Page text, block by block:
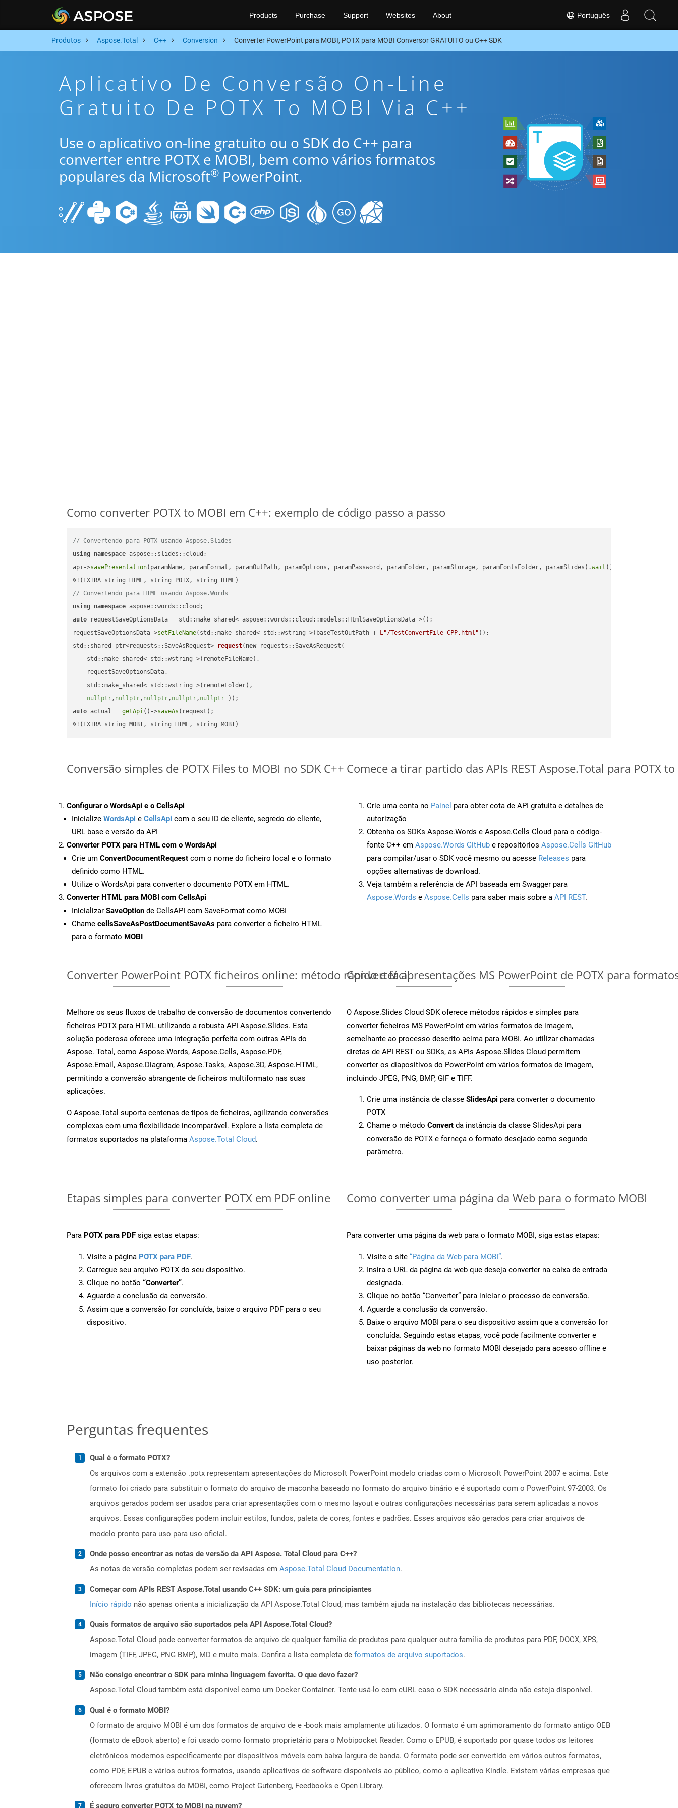
Português
Products Purchase Support Websites About
Produtos Aspose.Total C++ Conversion Converter PowerPoint para MOBI, POTX para MOBI Conversor GRATUITO ou C++ SDK
Aplicativo De Conversão On-Line
Gratuito De POTX To MOBI Via C++
Use o aplicativo on-line gratuito ou o SDK do C++ para
converter entre POTX e MOBI, bem como vários formatos
populares da Microsoft® PowerPoint.
Como converter POTX to MOBI em C++: exemplo de código passo a passo
// Convertendo para POTX usando Aspose.Slides
using namespace aspose::slides::cloud;
api->savePresentation(paramName, paramFormat, paramOutPath, paramOptions, paramPassword, paramFolder, paramStorage, paramFontsFolder, paramSlides).wait ();
// Convertendo para HTML usando Aspose.Words
using namespace
auto requestSaveOptionsData = std::make_shared< aspose::words::cloud::models::HtmlSaveOptionsData >();
requestSaveOptionsData->setFileName(std::make_shared< std::wstring >(baseTestOutPath + L"/TestConvertFile_CPP.html"
std::shared_ptr<requests::SaveAsRequest> request( new requests::SaveAsRequest(
    std::make_shared< std::wstring >(remoteFileName),
    requestSaveOptionsData,
    std::make_shared< std::wstring >(remoteFolder),
nullptr, nullptr, nullptr, nullptr, nullptr ))
auto actual = getApi()->saveAs (request);
%!(EXTRA string=MOBI, string=HTML, string=MOBI)
Conversão simples de POTX Files to MOBI no SDK C++
Configurar o WordsApi e o CellsApi
Inicialize WordsApi e CellsApi com o seu ID de cliente, segredo do cliente,
URL base e versão da API
Converter POTX para HTML com o WordsApi
Crie um ConvertDocumentRequest com o nome do ficheiro local e o formato
definido como HTML.
Utilize o WordsApi para converter o documento POTX em HTML.
Converter HTML para MOBI com CellsApi
Inicializar SaveOption de CellsAPI com SaveFormat como MOBI
Chame cellsSaveAsPostDocumentSaveAs para converter o ficheiro HTML
para o formato MOBI
Comece a tirar partido das APIs REST Aspose.Total para POTX
Crie uma conta no Painel para obter cota de API gratuita e detalhes de
autorização
Obtenha os SDKs Aspose.Words e Aspose.Cells Cloud para o código-
fonte C++ em Aspose.Words GitHub e repositórios Aspose.Cells GitHub
para compilar/usar o SDK você mesmo ou acesse Releases para
opções alternativas de download.
Veja também a referência de API baseada em Swagger para
Aspose.Words e Aspose.Cells para saber mais sobre a API REST.
Converter PowerPoint POTX ficheiros online: método rápido e fácil
Melhore os seus fluxos de trabalho de conversão de documentos convertendo
ficheiros POTX para HTML utilizando a robusta API Aspose.Slides. Esta
solução poderosa oferece uma integração perfeita com outras APIs do
Aspose. Total, como Aspose.Words, Aspose.Cells, Aspose.PDF,
Aspose.Email, Aspose.Diagram, Aspose.Tasks, Aspose.3D, Aspose.HTML,
permitindo a conversão abrangente de ficheiros multiformato nas suas
aplicações.
O Aspose.Total suporta centenas de tipos de ficheiros, agilizando conversões
complexas com uma flexibilidade incomparável. Explore a lista completa de
formatos suportados na plataforma Aspose.Total Cloud.
Converter apresentações MS PowerPoint de POTX para
O Aspose.Slides Cloud SDK oferece métodos rápidos e simples para
converter ficheiros MS PowerPoint em vários formatos de imagem,
semelhante ao processo descrito acima para MOBI. Ao utilizar chamadas
diretas de API REST ou SDKs, as APIs Aspose.Slides Cloud permitem
converter os diapositivos do PowerPoint em vários formatos de imagem,
incluindo JPEG, PNG, BMP, GIF e TIFF.
Crie uma instância de classe SlidesApi para converter o documento
POTX
Chame o método Convert da instância da classe SlidesApi para
conversão de POTX e forneça o formato desejado como segundo
parâmetro.
Etapas simples para converter POTX em PDF online
Para POTX para PDF siga estas etapas:
Visite a página POTX para PDF.
Carregue seu arquivo POTX do seu dispositivo.
Clique no botão “Converter”.
Aguarde a conclusão da conversão.
Assim que a conversão for concluída, baixe o arquivo PDF para o seu
dispositivo.
Como converter uma página da Web para o formato MOBI
Para converter uma página da web para o formato MOBI, siga estas etapas:
Visite o site “Página da Web para MOBI”.
Insira o URL da página da web que deseja converter na caixa de entrada
designada.
Clique no botão “Converter” para iniciar o processo de conversão.
Aguarde a conclusão da conversão.
Baixe o arquivo MOBI para o seu dispositivo assim que a conversão for
concluída. Seguindo estas etapas, você pode facilmente converter e
baixar páginas da web no formato MOBI desejado para acesso offline e
uso posterior.
Perguntas frequentes
Qual é o formato POTX?
Os arquivos com a extensão .potx representam apresentações do Microsoft PowerPoint modelo criadas com o Microsoft PowerPoint 2007 e acima. Este
formato foi criado para substituir o formato do arquivo de maconha baseado no formato do arquivo binário e é suportado com o PowerPoint 97-2003. Os
arquivos gerados podem ser usados ​​para criar apresentações com o mesmo layout e outras configurações necessárias para serem aplicadas a novos
arquivos. Essas configurações podem incluir estilos, fundos, paleta de cores, fontes e padrões. Esses arquivos são gerados para criar arquivos de
modelo pronto para uso para uso oficial.
Onde posso encontrar as notas de versão da API Aspose. Total Cloud para C++?
As notas de versão completas podem ser revisadas em Aspose.Total Cloud Documentation.
Começar com APIs REST Aspose.Total usando C++ SDK: um guia para principiantes
Início rápido não apenas orienta a inicialização da API Aspose.Total Cloud, mas também ajuda na instalação das bibliotecas necessárias.
Quais formatos de arquivo são suportados pela API Aspose.Total Cloud?
Aspose.Total Cloud pode converter formatos de arquivo de qualquer família de produtos para qualquer outra família de produtos para PDF, DOCX, XPS,
imagem (TIFF, JPEG, PNG BMP), MD e muito mais. Confira a lista completa de formatos de arquivo suportados.
Não consigo encontrar o SDK para minha linguagem favorita. O que devo fazer?
Aspose.Total Cloud também está disponível como um Docker Container. Tente usá-lo com cURL caso o SDK necessário ainda não esteja disponível.
Qual é o formato MOBI?
O formato de arquivo MOBI é um dos formatos de arquivo de e -book mais amplamente utilizados. O formato é um aprimoramento do formato antigo OEB
(formato de eBook aberto) e foi usado como formato proprietário para o Mobipocket Reader. Como o EPUB, é suportado por quase todos os leitores
eletrônicos modernos especificamente por dispositivos móveis com baixa largura de banda. O formato pode ser convertido em vários outros formatos,
como PDF, EPUB e vários outros formatos, usando aplicativos de software disponíveis ao público, como o aplicativo Kindle. Existem várias empresas que
oferecem livros gratuitos do MOBI, como Project Gutenberg, Feedbooks e Open Library.
É seguro converter POTX to MOBI na nuvem?